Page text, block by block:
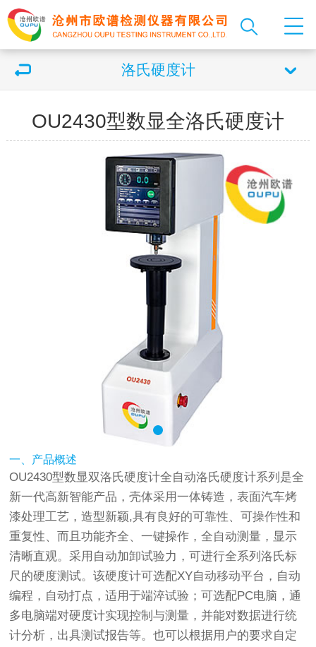
洛氏硬度计
OU2430型数显全洛氏硬度计
一、产品概述
OU2430型数显双洛氏硬度计全自动洛氏硬度计系列是全
新一代高新智能产品，壳体采用一体铸造，表面汽车烤
漆处理工艺，造型新颖,具有良好的可靠性、可操作性和
重复性、而且功能齐全、一键操作，全自动测量，显示
清晰直观。采用自动加卸试验力，可进行全系列洛氏标
尺的硬度测试。该硬度计可选配XY自动移动平台，自动
编程，自动打点，适用于端淬试验；可选配PC电脑，通
多电脑端对硬度计实现控制与测量，并能对数据进行统
计分析，出具测试报告等。也可以根据用户的要求自定